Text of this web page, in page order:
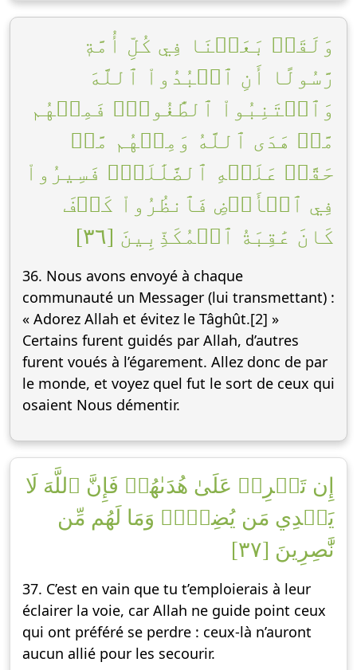
وَلَقَدۡ بَعَثۡنَا فِي كُلِّ أُمَّةٖ
رَّسُولًا أَنِ ٱعۡبُدُواْ ٱللَّهَ
وَٱجۡتَنِبُواْ ٱلطَّٰغُوتَۖ فَمِنۡهُم
مَّنۡ هَدَى ٱللَّهُ وَمِنۡهُم مَّنۡ
حَقَّتۡ عَلَيۡهِ ٱلضَّلَٰلَةُۚ فَسِيرُواْ
فِي ٱلۡأَرۡضِ فَٱنظُرُواْ كَيۡفَ
كَانَ عَٰقِبَةُ ٱلۡمُكَذِّبِينَ [٣٦]
36. Nous avons envoyé à chaque
communauté un Messager (lui transmettant) :
« Adorez Allah et évitez le Tâghût.[2] »
Certains furent guidés par Allah, d’autres
furent voués à l’égarement. Allez donc de par
le monde, et voyez quel fut le sort de ceux qui
osaient Nous démentir.
إِن تَحۡرِصۡ عَلَىٰ هُدَىٰهُمۡ فَإِنَّ ٱللَّهَ لَا
يَهۡدِي مَن يُضِلُّۖ وَمَا لَهُم مِّن
نَّٰصِرِينَ [٣٧]
37. C’est en vain que tu t’emploierais à leur
éclairer la voie, car Allah ne guide point ceux
qui ont préféré se perdre : ceux-là n’auront
aucun allié pour les secourir.